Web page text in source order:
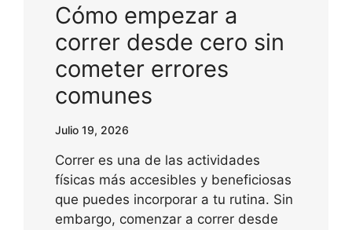
Cómo empezar a
correr desde cero sin
cometer errores
comunes
Julio 19, 2026
Correr es una de las actividades
físicas más accesibles y beneficiosas
que puedes incorporar a tu rutina. Sin
embargo, comenzar a correr desde